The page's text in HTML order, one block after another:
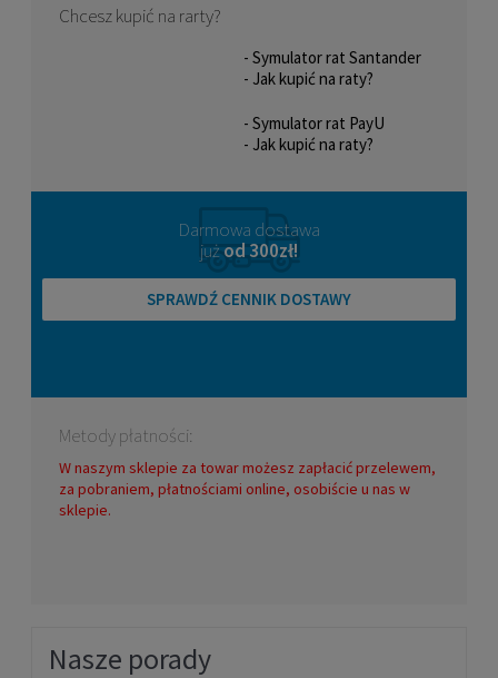
Skarpety na rolki FR Skates/Seba
69,00 zł
43,00 zł
Chcesz kupić na rarty?
- Symulator rat Santander
- Jak kupić na raty?
- Symulator rat PayU
- Jak kupić na raty?
Darmowa dostawa
już od 300zł!
SPRAWDŹ CENNIK DOSTAWY
Metody płatności:
W naszym sklepie za towar możesz zapłacić przelewem,
za pobraniem, płatnościami online, osobiście u nas w
sklepie.
Nasze porady